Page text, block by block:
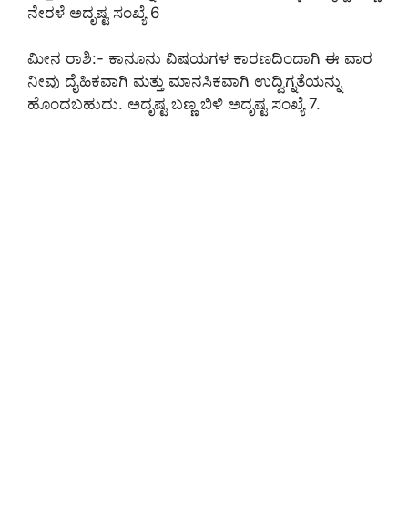
ನೇರಳೆ ಅದೃಷ್ಟ ಸಂಖ್ಯೆ 6
ಮೀನ ರಾಶಿ:- ಕಾನೂನು ವಿಷಯಗಳ ಕಾರಣದಿಂದಾಗಿ ಈ ವಾರ
ನೀವು ದೈಹಿಕವಾಗಿ ಮತ್ತು ಮಾನಸಿಕವಾಗಿ ಉದ್ವಿಗ್ನತೆಯನ್ನು
ಹೊಂದಬಹುದು. ಅದೃಷ್ಟ ಬಣ್ಣ ಬಿಳಿ ಅದೃಷ್ಟ ಸಂಖ್ಯೆ 7.